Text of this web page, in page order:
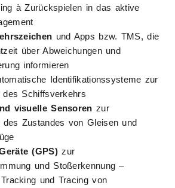
à Zurückspielen in das aktive
und Apps bzw. TMS, die
über Abweichungen und
informieren
Identifikationssysteme zur
des Schiffsverkehrs
visuelle Sensoren zur
des Zustandes von Gleisen und
(GPS) zur
und Stoßerkennung –
und Tracing von